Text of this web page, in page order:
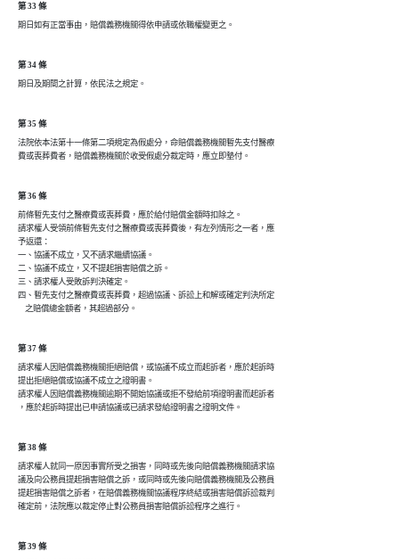
第 33 條
第 34 條
第 35 條
法院依本法第十一條第二項規定為假處分，命賠償義務機關暫先支付醫療
費或喪葬費者，賠償義務機關於收受假處分裁定時，應立即墊付。
第 36 條
前條暫先支付之醫療費或喪葬費，應於給付賠償金額時扣除之。
請求權人受領前條暫先支付之醫療費或喪葬費後，有左列情形之一者，應
予返還：
一、協議不成立，又不請求繼續協議。
二、協議不成立，又不提起損害賠償之訴。
三、請求權人受敗訴判決確定。
四、暫先支付之醫療費或喪葬費，超過協議、訴訟上和解或確定判決所定
第 37 條
請求權人因賠償義務機關拒絕賠償，或協議不成立而起訴者，應於起訴時
提出拒絕賠償或協議不成立之證明書。
請求權人因賠償義務機關逾期不開始協議或拒不發給前項證明書而起訴者
第 38 條
請求權人就同一原因事實所受之損害，同時或先後向賠償義務機關請求協
議及向公務員提起損害賠償之訴，或同時或先後向賠償義務機關及公務員
提起損害賠償之訴者，在賠償義務機關協議程序終結或損害賠償訴訟裁判
第 39 條